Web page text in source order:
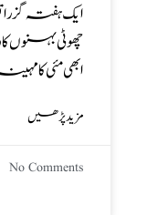
ایک ہفتہ گزرا
چھوٹی بہنوں کا
ابھی مئی کا
مزید پڑھیں
No Comments